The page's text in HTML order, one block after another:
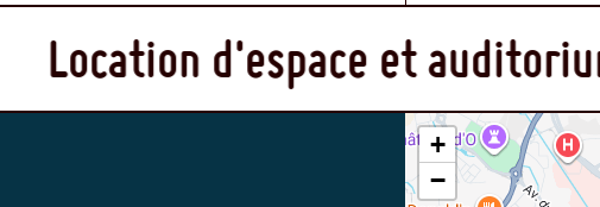
d'espace et auditorium
+
−